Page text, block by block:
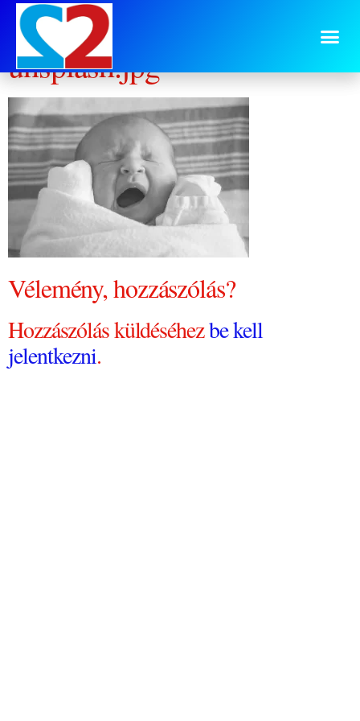
tim-bish-171738-
unsplash.jpg
Vélemény, hozzászólás?
Hozzászólás küldéséhezbe kell
jelentkezni.